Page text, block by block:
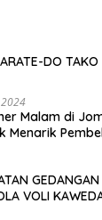
DO
Malam di
Menarik
VOLI